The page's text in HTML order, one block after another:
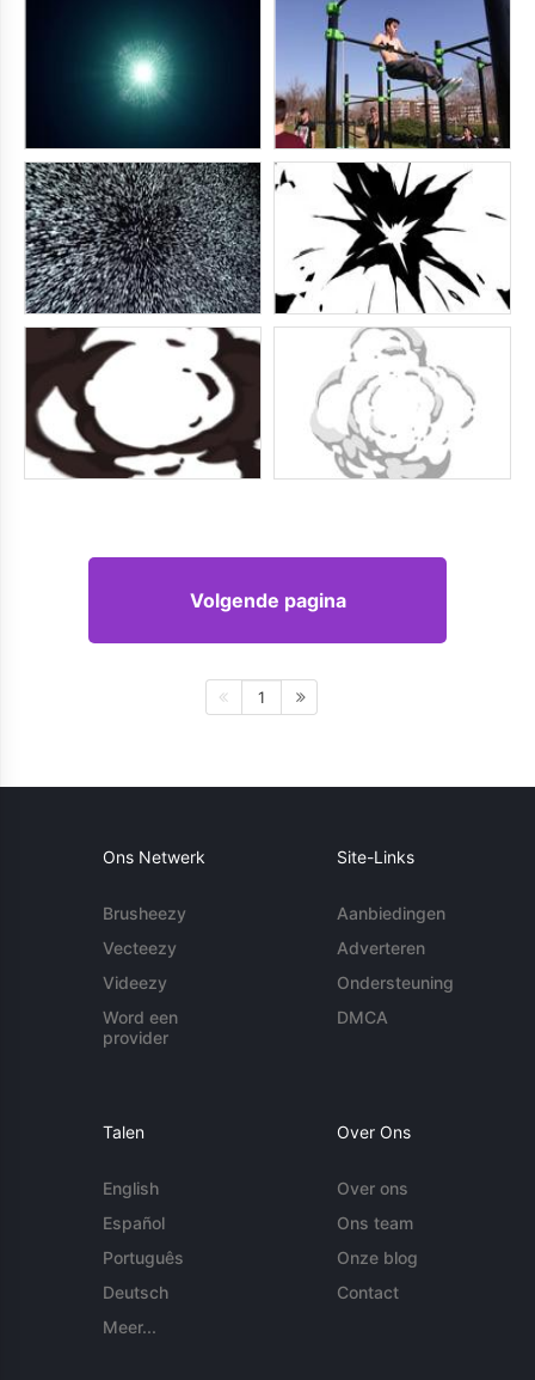
Volgende pagina
1
Ons Netwerk
Brusheezy
Vecteezy
Videezy
Word een
provider
Site-Links
Aanbiedingen
Adverteren
Ondersteuning
DMCA
Talen
English
Español
Português
Deutsch
Meer...
Over Ons
Over ons
Ons team
Onze blog
Contact